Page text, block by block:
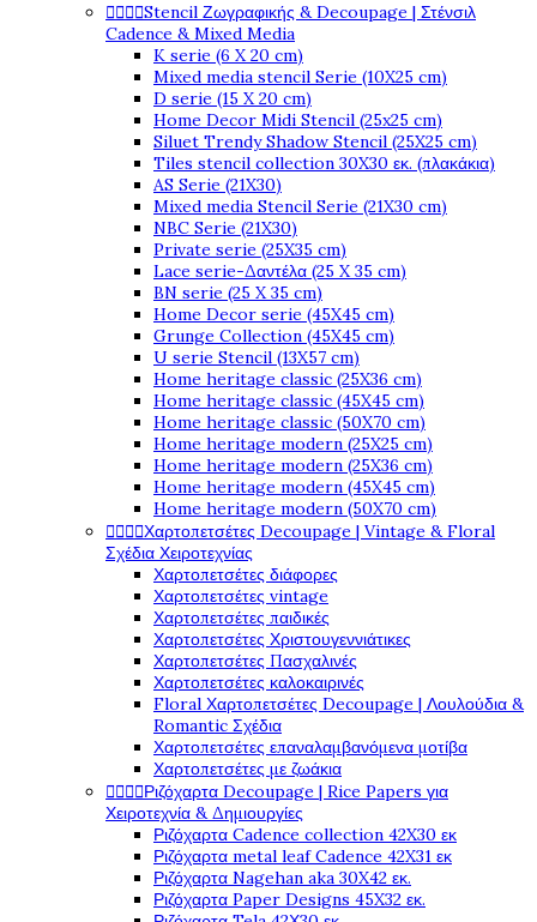
Stencil Ζωγραφικής & Decoupage | Στένσιλ
Cadence & Mixed Media
K serie (6 X 20 cm)
Mixed media stencil Serie (10X25 cm)
D serie (15 X 20 cm)
Home Decor Midi Stencil (25x25 cm)
Siluet Trendy Shadow Stencil (25X25 cm)
Tiles stencil collection 30X30 εκ. (πλακάκια)
AS Serie (21X30)
Mixed media Stencil Serie (21X30 cm)
NBC Serie (21X30)
Private serie (25X35 cm)
Lace serie-Δαντέλα (25 X 35 cm)
BN serie (25 X 35 cm)
Home Decor serie (45X45 cm)
Grunge Collection (45X45 cm)
U serie Stencil (13X57 cm)
Home heritage classic (25X36 cm)
Home heritage classic (45X45 cm)
Home heritage classic (50X70 cm)
Home heritage modern (25X25 cm)
Home heritage modern (25X36 cm)
Home heritage modern (45X45 cm)
Home heritage modern (50X70 cm)
Χαρτοπετσέτες Decoupage | Vintage & Floral
Σχέδια Χειροτεχνίας
Χαρτοπετσέτες διάφορες
Χαρτοπετσέτες vintage
Χαρτοπετσέτες παιδικές
Χαρτοπετσέτες Χριστουγεννιάτικες
Χαρτοπετσέτες Πασχαλινές
Χαρτοπετσέτες καλοκαιρινές
Floral Χαρτοπετσέτες Decoupage | Λουλούδια &
Romantic Σχέδια
Χαρτοπετσέτες επαναλαμβανόμενα μοτίβα
Χαρτοπετσέτες με ζωάκια
Ριζόχαρτα Decoupage | Rice Papers για
Χειροτεχνία & Δημιουργίες
Ριζόχαρτα Cadence collection 42X30 εκ
Ριζόχαρτα metal leaf Cadence 42X31 εκ
Ριζόχαρτα Nagehan aka 30X42 εκ.
Ριζόχαρτα Paper Designs 45X32 εκ.